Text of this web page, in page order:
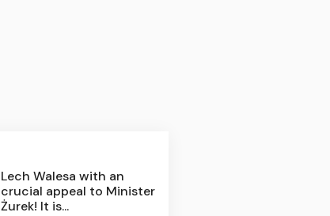
Lech Walesa with an
crucial appeal to Minister
Żurek! It is...